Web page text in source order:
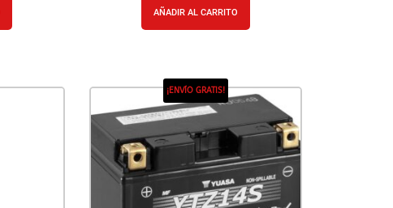
AÑADIR AL CARRITO
¡ENVÍO GRATIS!